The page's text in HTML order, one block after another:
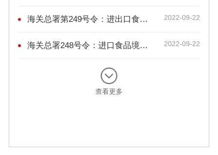
海关总署第249号令：进出口食品安全管理办法 2022-09-22
海关总署248号令：进口食品境外生产企业注册管理规定 2022-09-22
查看更多